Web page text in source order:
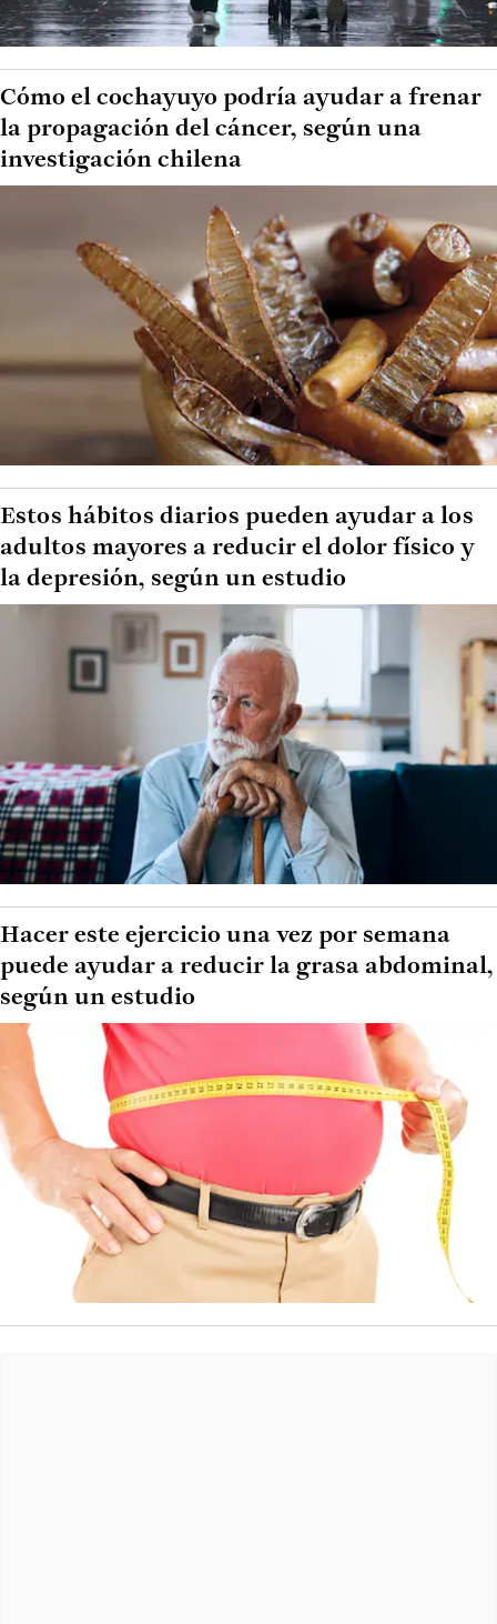
Cómo el cochayuyo podría ayudar a frenar
la propagación del cáncer, según una
investigación chilena
Estos hábitos diarios pueden ayudar a los
adultos mayores a reducir el dolor físico y
la depresión, según un estudio
Hacer este ejercicio una vez por semana
puede ayudar a reducir la grasa abdominal,
según un estudio